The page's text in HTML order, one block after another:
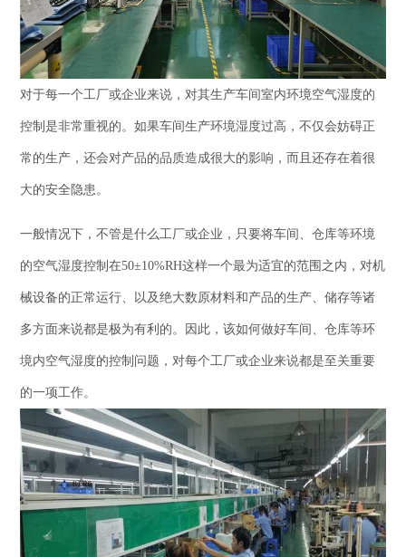
对于每一个工厂或企业来说，对其生产车间室内环境空气湿度的
控制是非常重视的。如果车间生产环境湿度过高，不仅会妨碍正
常的生产，还会对产品的品质造成很大的影响，而且还存在着很
大的安全隐患。
一般情况下，不管是什么工厂或企业，只要将车间、仓库等环境
的空气湿度控制在50±10%RH这样一个最为适宜的范围之内，对机
械设备的正常运行、以及绝大数原材料和产品的生产、储存等诸
多方面来说都是极为有利的。因此，该如何做好车间、仓库等环
境内空气湿度的控制问题，对每个工厂或企业来说都是至关重要
的一项工作。